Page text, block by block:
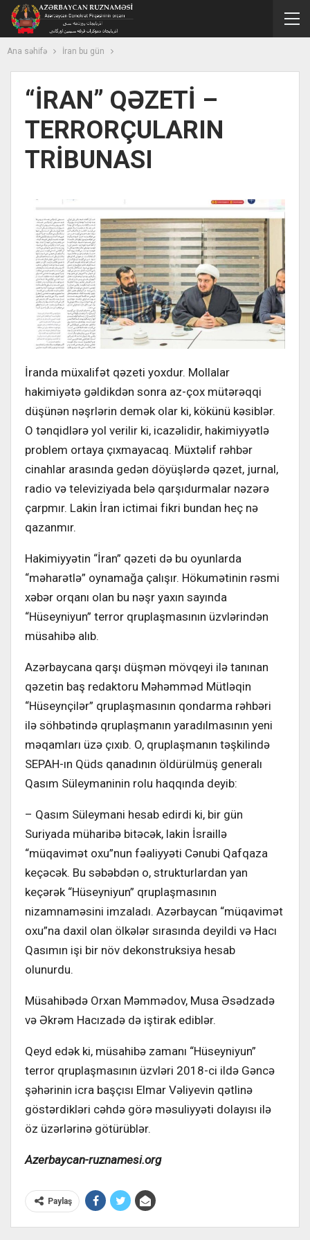
Ana səhifə İran bu gün
“İRAN” QƏZETİ –
TERRORÇULARIN
TRİBUNASI
İranda müxalifət qəzeti yoxdur. Mollalar
hakimiyətə gəldikdən sonra az-çox mütərəqqi
düşünən nəşrlərin demək olar ki, kökünü kəsiblər.
O tənqidlərə yol verilir ki, icazəlidir, hakimiyyətlə
problem ortaya çıxmayacaq. Müxtəlif rəhbər
cinahlar arasında gedən döyüşlərdə qəzet, jurnal,
radio və televiziyada belə qarşıdurmalar nəzərə
çarpmır. Lakin İran ictimai fikri bundan heç nə
qazanmır.
Hakimiyyətin “İran” qəzeti də bu oyunlarda
“məharətlə” oynamağa çalışır. Hökumətinin rəsmi
xəbər orqanı olan bu nəşr yaxın sayında
“Hüseyniyun” terror qruplaşmasının üzvlərindən
müsahibə alıb.
Azərbaycana qarşı düşmən mövqeyi ilə tanınan
qəzetin baş redaktoru Məhəmməd Mütləqin
“Hüseynçilər” qruplaşmasının qondarma rəhbəri
ilə söhbətində qruplaşmanın yaradılmasının yeni
məqamları üzə çıxıb. O, qruplaşmanın təşkilində
SEPAH-ın Qüds qanadının öldürülmüş generalı
Qasım Süleymaninin rolu haqqında deyib:
– Qasım Süleymani hesab edirdi ki, bir gün
Suriyada müharibə bitəcək, lakin İsraillə
“müqavimət oxu”nun fəaliyyəti Cənubi Qafqaza
keçəcək. Bu səbəbdən o, strukturlardan yan
keçərək “Hüseyniyun” qruplaşmasının
nizamnaməsini imzaladı. Azərbaycan “müqavimət
oxu”na daxil olan ölkələr sırasında deyildi və Hacı
Qasımın işi bir növ dekonstruksiya hesab
olunurdu.
Müsahibədə Orxan Məmmədov, Musa Əsədzadə
və Əkrəm Hacızadə də iştirak ediblər.
Qeyd edək ki, müsahibə zamanı “Hüseyniyun”
terror qruplaşmasının üzvləri 2018-ci ildə Gəncə
şəhərinin icra başçısı Elmar Vəliyevin qətlinə
göstərdikləri cəhdə görə məsuliyyəti dolayısı ilə
öz üzərlərinə götürüblər.
Azerbaycan-ruznamesi.org
Paylaş